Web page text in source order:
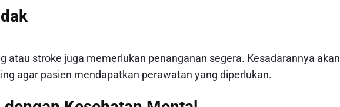
atau stroke juga memerlukan penanganan segera. Kesadarannya akan
agar pasien mendapatkan perawatan yang diperlukan.